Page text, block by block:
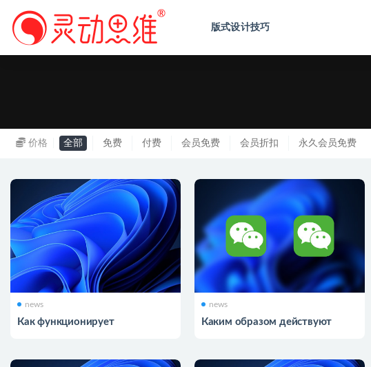
版式设计技巧
价格 全部 免费 付费 会员免费 会员折扣 永久会员免费
news
Как функционирует
news
Каким образом действуют